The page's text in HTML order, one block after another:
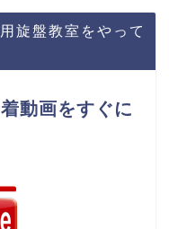
旋盤教室をやって
動画をすぐに